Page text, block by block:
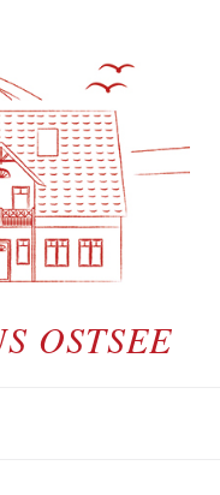
OSTSEE